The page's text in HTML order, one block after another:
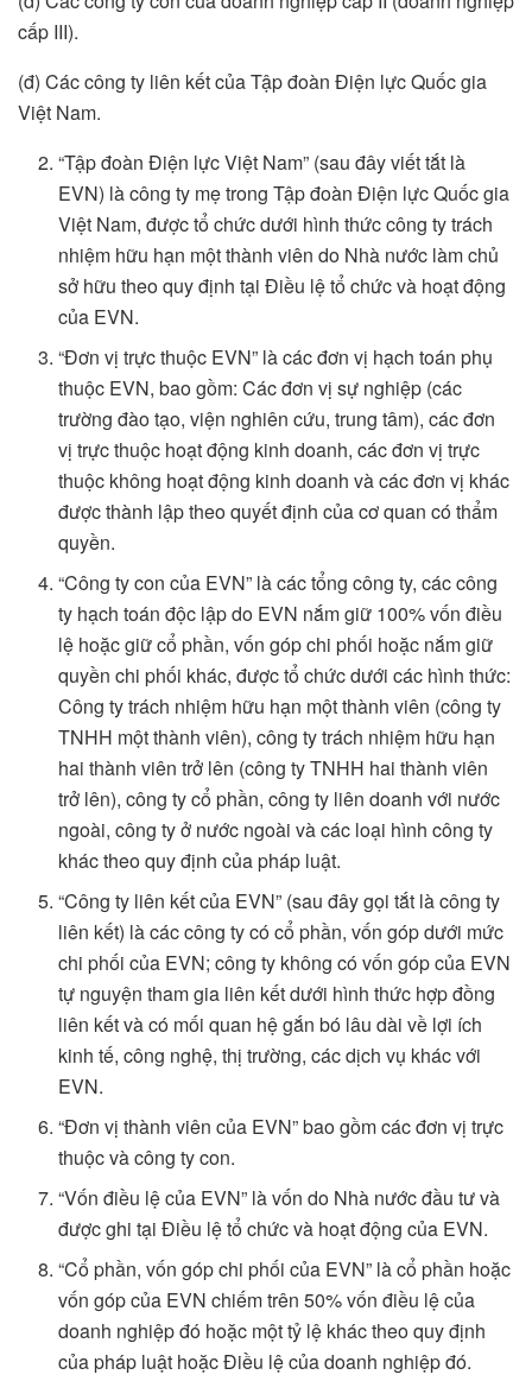
cấp III).
(đ) Các công ty liên kết của Tập đoàn Điện lực Quốc gia
Việt Nam.
“Tập đoàn Điện lực Việt Nam” (sau đây viết tắt là
EVN) là công ty mẹ trong Tập đoàn Điện lực Quốc gia
Việt Nam, được tổ chức dưới hình thức công ty trách
nhiệm hữu hạn một thành viên do Nhà nước làm chủ
sở hữu theo quy định tại Điều lệ tổ chức và hoạt động
của EVN.
“Đơn vị trực thuộc EVN” là các đơn vị hạch toán phụ
thuộc EVN, bao gồm: Các đơn vị sự nghiệp (các
trường đào tạo, viện nghiên cứu, trung tâm), các đơn
vị trực thuộc hoạt động kinh doanh, các đơn vị trực
thuộc không hoạt động kinh doanh và các đơn vị khác
được thành lập theo quyết định của cơ quan có thẩm
quyền.
“Công ty con của EVN” là các tổng công ty, các công
ty hạch toán độc lập do EVN nắm giữ 100% vốn điều
lệ hoặc giữ cổ phần, vốn góp chi phối hoặc nắm giữ
quyền chi phối khác, được tổ chức dưới các hình thức:
Công ty trách nhiệm hữu hạn một thành viên (công ty
TNHH một thành viên), công ty trách nhiệm hữu hạn
hai thành viên trở lên (công ty TNHH hai thành viên
trở lên), công ty cổ phần, công ty liên doanh với nước
ngoài, công ty ở nước ngoài và các loại hình công ty
khác theo quy định của pháp luật.
“Công ty liên kết của EVN” (sau đây gọi tắt là công ty
liên kết) là các công ty có cổ phần, vốn góp dưới mức
chi phối của EVN; công ty không có vốn góp của EVN
tự nguyện tham gia liên kết dưới hình thức hợp đồng
liên kết và có mối quan hệ gắn bó lâu dài về lợi ích
kinh tế, công nghệ, thị trường, các dịch vụ khác với
EVN.
“Đơn vị thành viên của EVN” bao gồm các đơn vị trực
thuộc và công ty con.
“Vốn điều lệ của EVN” là vốn do Nhà nước đầu tư và
được ghi tại Điều lệ tổ chức và hoạt động của EVN.
“Cổ phần, vốn góp chi phối của EVN” là cổ phần hoặc
vốn góp của EVN chiếm trên 50% vốn điều lệ của
doanh nghiệp đó hoặc một tỷ lệ khác theo quy định
của pháp luật hoặc Điều lệ của doanh nghiệp đó.